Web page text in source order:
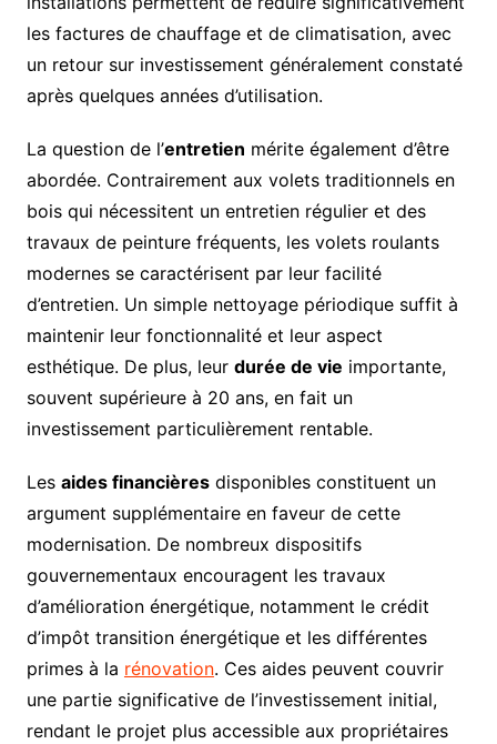
les factures de chauffage et de climatisation, avec
un retour sur investissement généralement constaté
après quelques années d’utilisation.
La question de l’entretien mérite également d’être
abordée. Contrairement aux volets traditionnels en
bois qui nécessitent un entretien régulier et des
travaux de peinture fréquents, les volets roulants
modernes se caractérisent par leur facilité
d’entretien. Un simple nettoyage périodique suffit à
maintenir leur fonctionnalité et leur aspect
esthétique. De plus, leur durée de vie importante,
souvent supérieure à 20 ans, en fait un
investissement particulièrement rentable.
Les aides financièresdisponibles constituent un
argument supplémentaire en faveur de cette
modernisation. De nombreux dispositifs
gouvernementaux encouragent les travaux
d’amélioration énergétique, notamment le crédit
d’impôt transition énergétique et les différentes
primes à la rénovation. Ces aides peuvent couvrir
une partie significative de l’investissement initial,
rendant le projet plus accessible aux propriétaires